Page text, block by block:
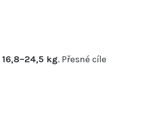
16,8–24,5 kg. Přesné cíle